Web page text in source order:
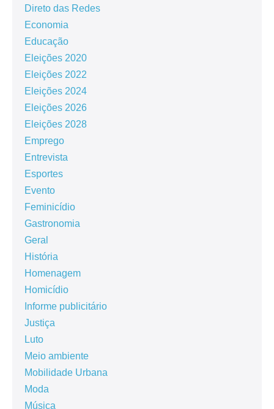
Direto das Redes
Economia
Educação
Eleições 2020
Eleições 2022
Eleições 2024
Eleições 2026
Eleições 2028
Emprego
Entrevista
Esportes
Evento
Feminicídio
Gastronomia
Geral
História
Homenagem
Homicídio
Informe publicitário
Justiça
Luto
Meio ambiente
Mobilidade Urbana
Moda
Música